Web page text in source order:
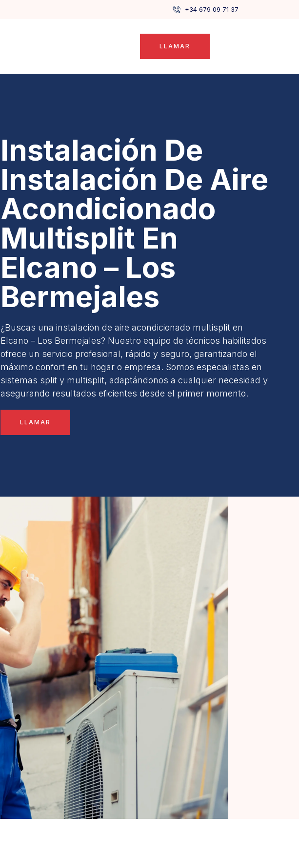
+34 679 09 71 37
LLAMAR
Instalación De
Instalación De Aire
Acondicionado
Multisplit En
Elcano – Los
Bermejales
¿Buscas una instalación de aire acondicionado multisplit en
Elcano – Los Bermejales? Nuestro equipo de técnicos habilitados
ofrece un servicio profesional, rápido y seguro, garantizando el
máximo confort en tu hogar o empresa. Somos especialistas en
sistemas split y multisplit, adaptándonos a cualquier necesidad y
asegurando resultados eficientes desde el primer momento.
LLAMAR